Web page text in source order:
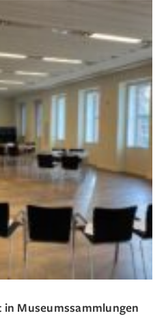
Museumssammlungen